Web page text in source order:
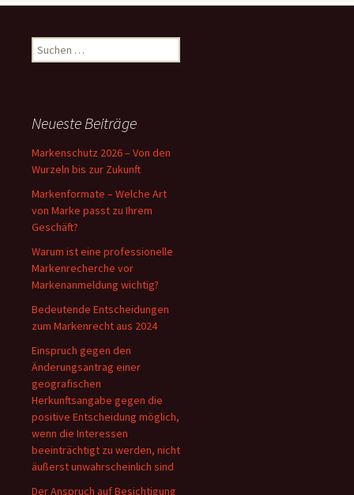
Suchen
nach:
Neueste Beiträge
Markenschutz 2026 – Von den
Wurzeln bis zur Zukunft
Markenformate – Welche Art
von Marke passt zu Ihrem
Geschäft?
Warum ist eine professionelle
Markenrecherche vor
Markenanmeldung wichtig?
Bedeutende Entscheidungen
zum Markenrecht aus 2024
Einspruch gegen den
Änderungsantrag einer
geografischen
Herkunftsangabe gegen die
positive Entscheidung möglich,
wenn die Interessen
beeinträchtigt zu werden, nicht
äußerst unwahrscheinlich sind
Der Anspruch auf Besichtigung